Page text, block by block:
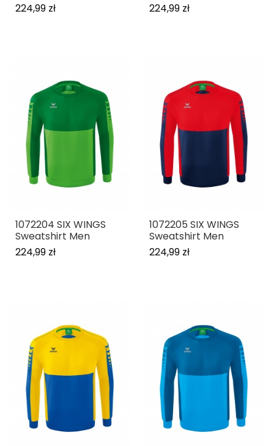
224,99 zł
224,99 zł
1072204 SIX WINGS
Sweatshirt Men
224,99 zł
1072205 SIX WINGS
Sweatshirt Men
224,99 zł